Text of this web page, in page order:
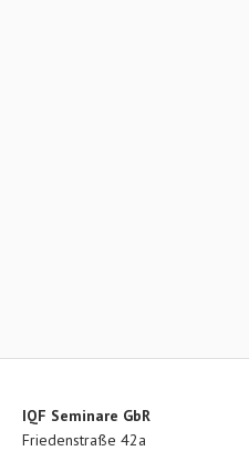
IQF Seminare GbR
Friedenstraße 42a